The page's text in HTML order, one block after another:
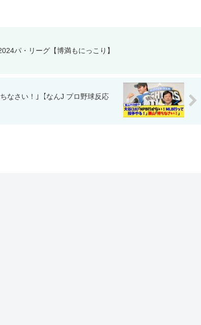
パ・リーグ【博満もにっこり】
なさい！｣【なんJ プロ野球反応